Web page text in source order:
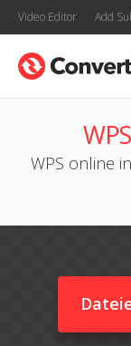
Video Editor Add
WPS online